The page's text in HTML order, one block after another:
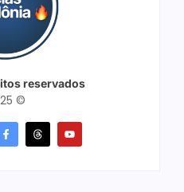
reservados
©